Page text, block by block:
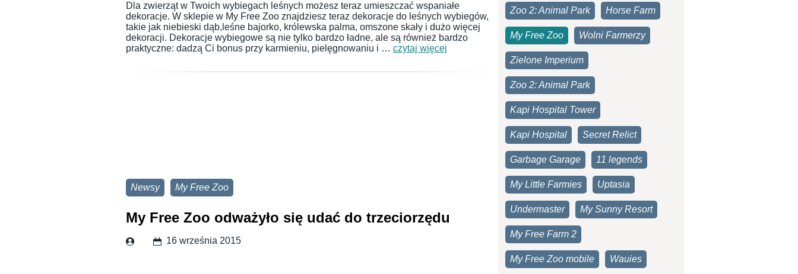
Dla zwierząt w Twoich wybiegach leśnych możesz teraz umieszczać wspaniałe
dekoracje. W sklepie w My Free Zoo znajdziesz teraz dekoracje do leśnych wybiegów,
takie jak niebieski dąb,leśne bajorko, królewska palma, omszone skały i dużo więcej
dekoracji. Dekoracje wybiegowe są nie tylko bardzo ładne, ale są również bardzo
praktyczne: dadzą Ci bonus przy karmieniu, pielęgnowaniu i … czytaj więcej
Newsy My Free Zoo
My Free Zoo odważyło się udać do trzeciorzędu
16 września 2015
Zoo 2: Animal Park Horse Farm
My Free Zoo Wolni Farmerzy
Zielone Imperium
Zoo 2: Animal Park
Kapi Hospital Tower
Kapi Hospital Secret Relict
Garbage Garage 11 legends
My Little Farmies Uptasia
Undermaster My Sunny Resort
My Free Farm 2
My Free Zoo mobile Wauies